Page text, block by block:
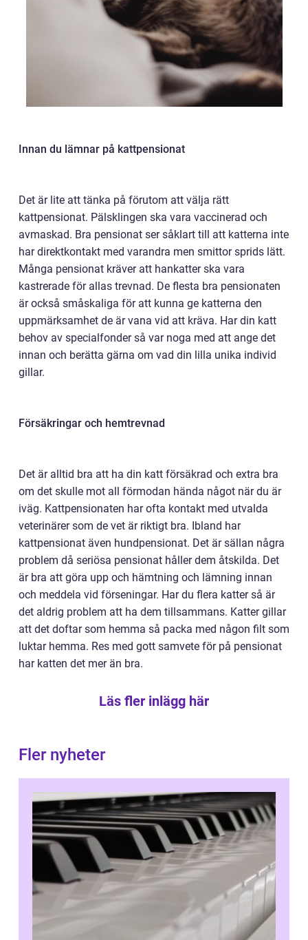
Innan du lämnar på kattpensionat
Det är lite att tänka på förutom att välja rätt
kattpensionat. Pälsklingen ska vara vaccinerad och
avmaskad. Bra pensionat ser såklart till att katterna inte
har direktkontakt med varandra men smittor sprids lätt.
Många pensionat kräver att hankatter ska vara
kastrerade för allas trevnad. De flesta bra pensionaten
är också småskaliga för att kunna ge katterna den
uppmärksamhet de är vana vid att kräva. Har din katt
behov av specialfonder så var noga med att ange det
innan och berätta gärna om vad din lilla unika individ
gillar.
Försäkringar och hemtrevnad
Det är alltid bra att ha din katt försäkrad och extra bra
om det skulle mot all förmodan hända något när du är
iväg. Kattpensionaten har ofta kontakt med utvalda
veterinärer som de vet är riktigt bra. Ibland har
kattpensionat även hundpensionat. Det är sällan några
problem då seriösa pensionat håller dem åtskilda. Det
är bra att göra upp och hämtning och lämning innan
och meddela vid förseningar. Har du flera katter så är
det aldrig problem att ha dem tillsammans. Katter gillar
att det doftar som hemma så packa med någon filt som
luktar hemma. Res med gott samvete för på pensionat
har katten det mer än bra.
Läs fler inlägg här
Fler nyheter